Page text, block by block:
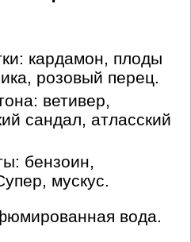
кардамон, плоды
розовый перец.
ветивер,
сандал, атласский
бензоин,
мускус.
вода.